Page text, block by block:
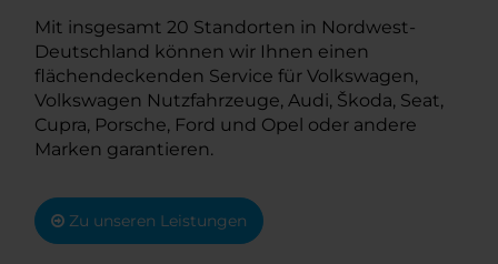
Mit insgesamt 20 Standorten in Nordwest-
Deutschland können wir Ihnen einen
flächendeckenden Service für Volkswagen,
Volkswagen Nutzfahrzeuge, Audi, Škoda, Seat,
Cupra, Porsche, Ford und Opel oder andere
Marken garantieren.
Zu unseren Leistungen